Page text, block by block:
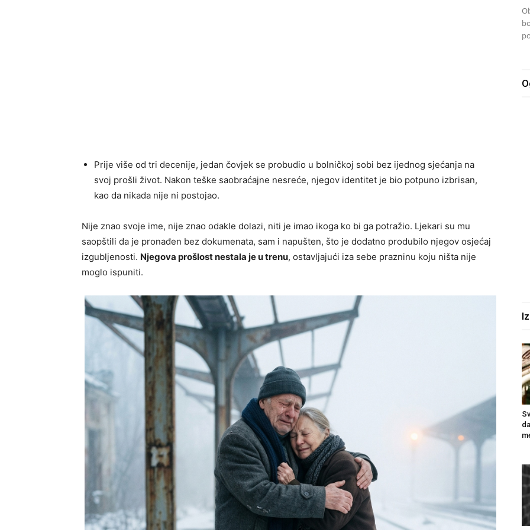
Prije više od tri decenije, jedan čovjek se probudio u bolničkoj sobi bez ijednog sjećanja na
svoj prošli život. Nakon teške saobraćajne nesreće, njegov identitet je bio potpuno izbrisan,
kao da nikada nije ni postojao.
Nije znao svoje ime, nije znao odakle dolazi, niti je imao ikoga ko bi ga potražio. Ljekari su mu
saopštili da je pronađen bez dokumenata, sam i napušten, što je dodatno produbilo njegov osjećaj
izgubljenosti. Njegova prošlost nestala je u trenu, ostavljajući iza sebe prazninu koju ništa nije
moglo ispuniti.